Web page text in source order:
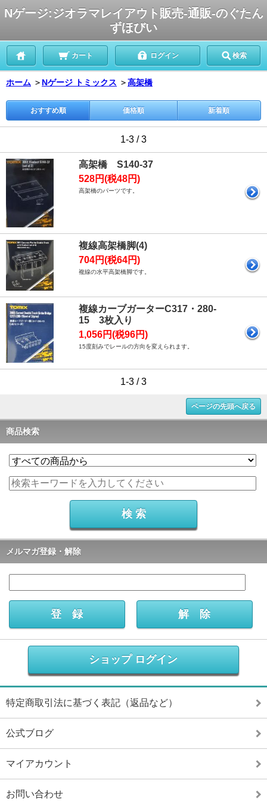
Nゲージ:ジオラマレイアウト販売-通販-のぐたん
ずほびい
カート ログイン 検索
ホーム ＞ Nゲージ トミックス ＞高架橋
おすすめ順 価格順 新着順
1-3 / 3
高架橋 S140-37
528円(税48円)
高架橋のパーツです。
複線高架橋脚(4)
704円(税64円)
複線の水平高架橋脚です。
複線カーブガーターC317・280-
15 3枚入り
1,056円(税96円)
15度刻みでレールの方向を変えられます。
1-3 / 3
ページの先頭へ戻る
商品検索
メルマガ登録・解除
ショップ ログイン
特定商取引法に基づく表記（返品など）
公式ブログ
マイアカウント
お問い合わせ